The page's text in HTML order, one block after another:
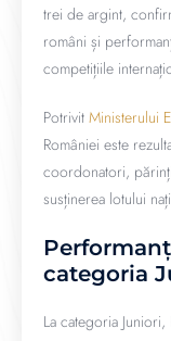
trei de argint,
români și
competițiile
Potrivit Ministerului
României este
coordonatori,
susținerea lotului
categoria
La categoria